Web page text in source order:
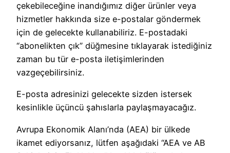
çekebileceğine inandığımız diğer ürünler veya
hizmetler hakkında size e-postalar göndermek
için de gelecekte kullanabiliriz. E-postadaki
“abonelikten çık” düğmesine tıklayarak istediğiniz
zaman bu tür e-posta iletişimlerinden
vazgeçebilirsiniz.
E-posta adresinizi gelecekte sizden istersek
kesinlikle üçüncü şahıslarla paylaşmayacağız.
Avrupa Ekonomik Alanı’nda (AEA) bir ülkede
ikamet ediyorsanız, lütfen aşağıdaki “AEA ve AB